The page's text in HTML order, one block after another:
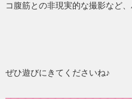
コ腹筋との非現実的な撮影など
ぜひ遊びにきてくださいね♪